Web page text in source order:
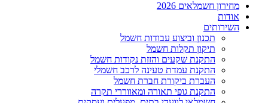
מחירון חשמלאים 2026
אודות
השירותים
תכנון וביצוע עבודות חשמל
תיקון תקלות חשמל
התקנת שקעים והזזת נקודות חשמל
התקנת עמדת טעינה לרכב חשמלי
העברת ביקורת חברת חשמל
התקנת גופי תאורה ומאווררי תקרה